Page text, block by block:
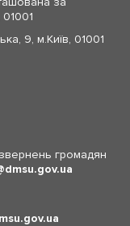
9, м.Київ, 01001
звернень громадян
dmsu.gov.ua